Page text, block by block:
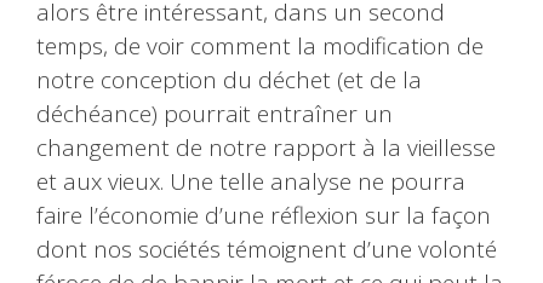
alors être intéressant, dans un second
temps, de voir comment la modification de
notre conception du déchet (et de la
déchéance) pourrait entraîner un
changement de notre rapport à la vieillesse
et aux vieux. Une telle analyse ne pourra
faire l’économie d’une réflexion sur la façon
dont nos sociétés témoignent d’une volonté